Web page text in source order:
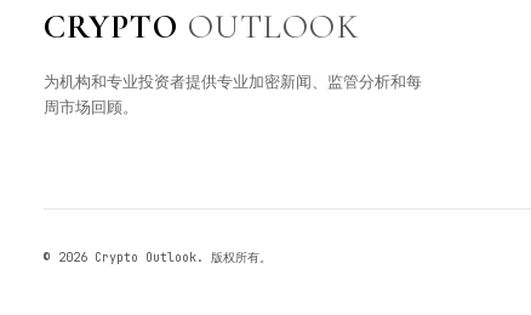
CRYPTO OUTLOOK
为机构和专业投资者提供专业加密新闻、监管分析和每
周市场回顾。
© 2026 Crypto Outlook. 版权所有。